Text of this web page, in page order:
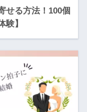
せる方法！100個
】